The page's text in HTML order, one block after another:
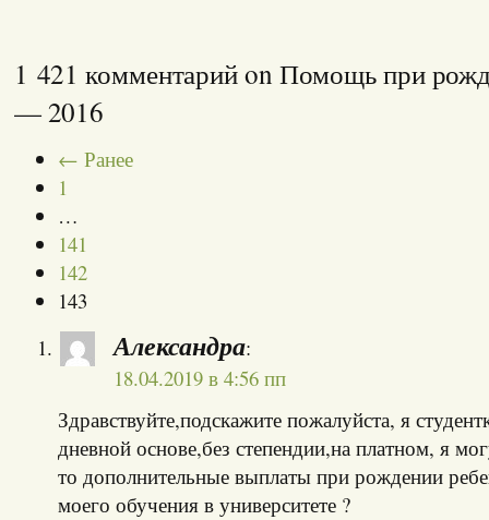
1 421 комментарий on Помощь при
— 2016
← Ранее
1
…
141
142
143
Александра:
18.04.2019 в 4:56 пп
Здравствуйте,подскажите пожалуйста, я
дневной основе,без степендии,на платном, я
то дополнительные выплаты при рождении
моего обучения в университете ?